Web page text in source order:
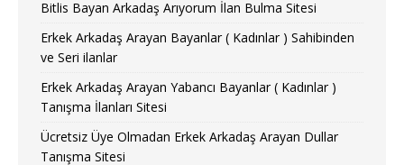
Bitlis Bayan Arkadaş Arıyorum İlan Bulma Sitesi
Erkek Arkadaş Arayan Bayanlar ( Kadınlar ) Sahibinden
ve Seri ilanlar
Erkek Arkadaş Arayan Yabancı Bayanlar ( Kadınlar )
Tanışma İlanları Sitesi
Ücretsiz Üye Olmadan Erkek Arkadaş Arayan Dullar
Tanışma Sitesi